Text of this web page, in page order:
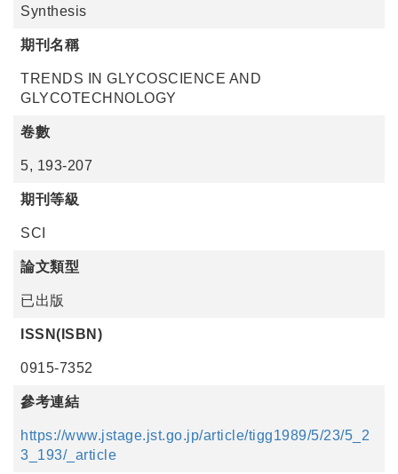
Synthesis
期刊名稱
TRENDS IN GLYCOSCIENCE AND
GLYCOTECHNOLOGY
卷數
5, 193-207
期刊等級
SCI
論文類型
已出版
ISSN(ISBN)
0915-7352
參考連結
https://www.jstage.jst.go.jp/article/tigg1989/5/23/5_2
3_193/_article